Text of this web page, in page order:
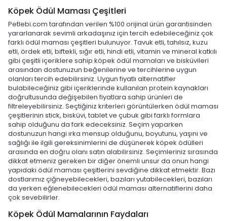
Köpek Ödül Maması Çeşitleri
Petlebi.com tarafından verilen %100 orijinal ürün garantisinden
yararlanarak sevimli arkadaşınız için tercih edebileceğiniz çok
farklı ödül maması çeşitleri bulunuyor. Tavuk etli, tahılsız, kuzu
etli, ördek etli, biftekli, sığır etli, hindi etli, vitamin ve mineral katkılı
gibi çeşitli içeriklere sahip köpek ödül mamaları ve bisküvileri
arasından dostunuzun beğenilerine ve tercihlerine uygun
olanları tercih edebilirsiniz. Uygun fiyatlı alternatifler
bulabileceğiniz gibi içeriklerinde kullanılan protein kaynakları
doğrultusunda değişebilen fiyatlara sahip ürünleri de
filtreleyebilirsiniz. Seçtiğiniz kriterleri görüntülerken ödül maması
çeşitlerinin stick, bisküvi, tablet ve çubuk gibi farklı formlara
sahip olduğunu da fark edeceksiniz. Seçim yaparken
dostunuzun hangi ırka mensup olduğunu, boyutunu, yaşını ve
sağlığı ile ilgili gereksinimlerini de düşünerek köpek ödülleri
arasında en doğru olanı satın alabilirsiniz. Seçimleriniz sırasında
dikkat etmeniz gereken bir diğer önemli unsur da onun hangi
yapıdaki ödül maması çeşitlerini sevdiğine dikkat etmektir. Bazı
dostlarımız çiğneyebilecekleri, bazıları yutabilecekleri, bazıları
da yerken eğlenebilecekleri ödül maması alternatiflerini daha
çok sevebilirler.
Köpek Ödül Mamalarının Faydaları